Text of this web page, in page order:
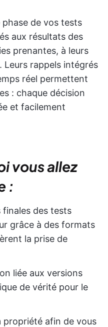
de vos tests
aux résultats des
prenantes, à leurs
Leurs rappels intégrés
réel permettent
: chaque décision
et facilement
vous allez
:
finales des tests
grâce à des formats
la prise de
liée aux versions
de vérité pour le
propriété afin de vous